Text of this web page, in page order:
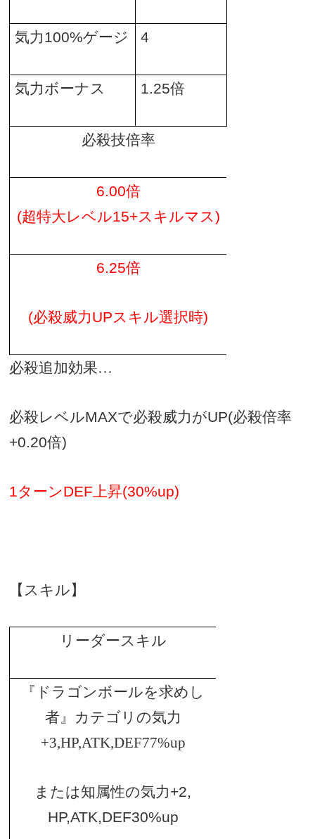
気力100%ゲージ 4
気力ボーナス 1.25倍
必殺技倍率
6.00倍
(超特大レベル15+スキルマス)
6.25倍
(必殺威力UPスキル選択時)
必殺追加効果…
必殺レベルMAXで必殺威力がUP(必殺倍率
+0.20倍)
1ターンDEF上昇(30%up)
【スキル】
リーダースキル
『ドラゴンボールを求めし
者』カテゴリの気力
+3,HP,ATK,DEF77%up
または知属性の気力+2,
HP,ATK,DEF30%up